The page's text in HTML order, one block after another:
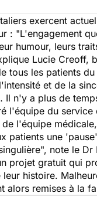
exercent
: "L'engagement
humour, leurs
Lucie Creoff,
tous les patients
et de la
n'y a plus de
l'équipe du
l'équipe
patients une
", note le Dr
projet gratuit qui
histoire.
alors remises à la